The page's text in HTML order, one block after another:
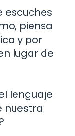
escuches
piensa
y por
lugar de
lenguaje
nuestra